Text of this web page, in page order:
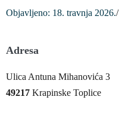
Objavljeno: 18. travnja 2026./
Adresa
Ulica Antuna Mihanovića 3
49217 Krapinske Toplice